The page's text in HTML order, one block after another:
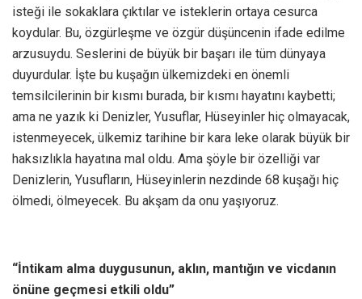
isteği ile sokaklara çıktılar ve isteklerin ortaya cesurca
koydular. Bu, özgürleşme ve özgür düşüncenin ifade edilme
arzusuydu. Seslerini de büyük bir başarı ile tüm dünyaya
duyurdular. İşte bu kuşağın ülkemizdeki en önemli
temsilcilerinin bir kısmı burada, bir kısmı hayatını kaybetti;
ama ne yazık ki Denizler, Yusuflar, Hüseyinler hiç olmayacak,
istenmeyecek, ülkemiz tarihine bir kara leke olarak büyük bir
haksızlıkla hayatına mal oldu. Ama şöyle bir özelliği var
Denizlerin, Yusufların, Hüseyinlerin nezdinde 68 kuşağı hiç
ölmedi, ölmeyecek. Bu akşam da onu yaşıyoruz.
“İntikam alma duygusunun, aklın, mantığın ve vicdanın
önüne geçmesi etkili oldu”